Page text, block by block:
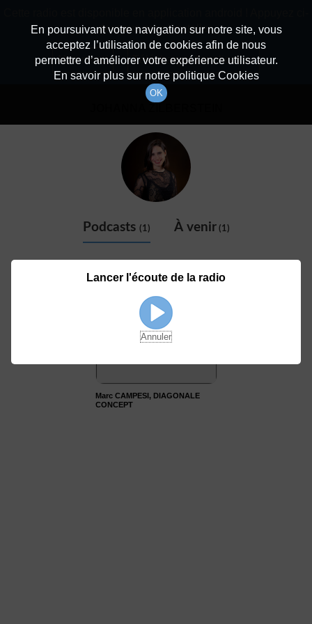
Détail De L'animateur
Podcasts (1) À venir(1)
Marc CAMPESI, DIAGONALE
CONCEPT
En poursuivant votre navigation sur notre site, vous
acceptez l’utilisation de cookies afin de nous
permettre d’améliorer votre expérience utilisateur.
En savoir plus sur notre politique Cookies
OK
dessous pour l'installer.
Non merci Télécharger l'application
Lancer l'écoute de la radio
Annuler